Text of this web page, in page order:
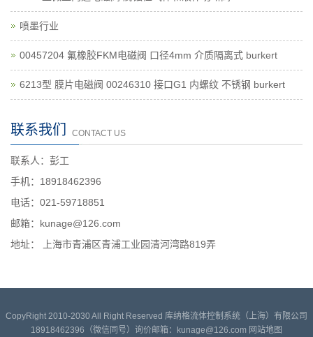
喷墨行业
00457204 氟橡胶FKM电磁阀 口径4mm 介质隔离式 burkert
6213型 膜片电磁阀 00246310 接口G1 内螺纹 不锈钢 burkert
联系我们 CONTACT US
联系人：彭工
手机：18918462396
电话：021-59718851
邮箱：kunage@126.com
地址： 上海市青浦区青浦工业园清河湾路819弄
CopyRight 2010-2030 All Right Reserved 库纳格流体控制系统（上海）有限公司
18918462396（微信同号）询价邮箱：kunage@126.com 网站地图